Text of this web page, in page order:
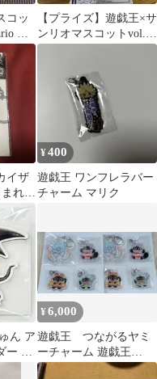
コッ
サ
【プライズ】遊戯王×サ
ンリオマスコットvol.1
ラーの翼神竜×タキシー
イザ
れキ
¥400
遊戯王 ワンフレラバー
チャーム マリク
ん ア
ー 城
ニキ
¥6,000
遊戯王 つながるヤミ
ーチャーム 遊戯王
YCSJ 未開封 2個